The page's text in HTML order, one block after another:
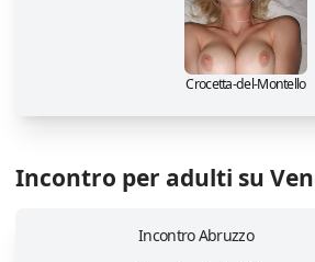
Crocetta-del-Montello
Incontro per adulti su
Incontro Abruzzo